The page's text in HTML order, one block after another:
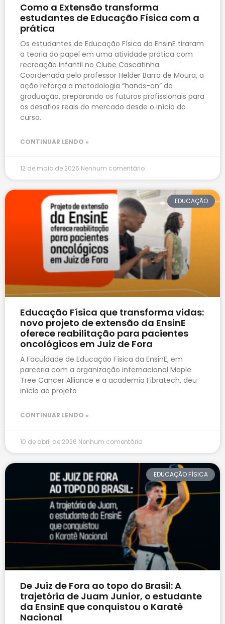
Como a Extensão transforma
estudantes de Educação Física com a
prática
Os estudantes de Educação Física da EnsinE tiraram
a teoria do papel em uma atividade prática com
recreação infantil no Clube Cascatinha.
Coordenada pelo professor Helder Barra de Moura, a
ação reforça a metodologia “hands-on” da
graduação, preparando os futuros profissionais para
os desafios reais do mercado desde o início do
curso.
CONTINUAR LENDO »
12 de maio de 2026 Nenhum comentário
EDUCAÇÃO
Educação Física que transforma vidas:
novo projeto de extensão da EnsinE
oferece reabilitação para pacientes
oncológicos em Juiz de Fora
A Faculdade de Educação Física da EnsinE, em
parceria com a organização internacional Maple
Tree Cancer Alliance e a academia Fibratech, deu
início ao projeto
CONTINUAR LENDO »
10 de abril de 2026 Nenhum comentário
EDUCAÇÃO FÍSICA
De Juiz de Fora ao topo do Brasil: A
trajetória de Juam Junior, o estudante
da EnsinE que conquistou o Karatê
Nacional